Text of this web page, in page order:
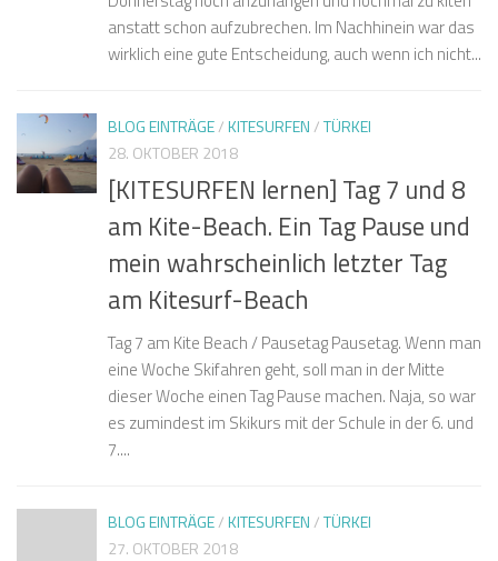
anstatt schon aufzubrechen. Im Nachhinein war das
wirklich eine gute Entscheidung, auch wenn ich nicht...
BLOG EINTRÄGE/KITESURFEN/TÜRKEI
28. OKTOBER 2018
[KITESURFEN lernen] Tag 7 und 8
am Kite-Beach. Ein Tag Pause und
mein wahrscheinlich letzter Tag
am Kitesurf-Beach
Tag 7 am Kite Beach / Pausetag Pausetag. Wenn man
eine Woche Skifahren geht, soll man in der Mitte
dieser Woche einen Tag Pause machen. Naja, so war
es zumindest im Skikurs mit der Schule in der 6. und
7....
BLOG EINTRÄGE/KITESURFEN/TÜRKEI
27. OKTOBER 2018